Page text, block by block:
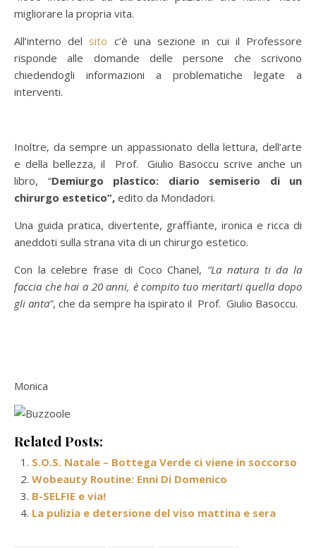
migliorare la propria vita.
All’interno del sito c’è una sezione in cui il Professore
risponde alle domande delle persone che scrivono
chiedendogli informazioni a problematiche legate a
interventi.
Inoltre, da sempre un appassionato della lettura, dell’arte
e della bellezza, il Prof. Giulio Basoccu scrive anche un
libro, “Demiurgo plastico: diario semiserio di un
chirurgo estetico”, edito da Mondadori.
Una guida pratica, divertente, graffiante, ironica e ricca di
aneddoti sulla strana vita di un chirurgo estetico.
Con la celebre frase di Coco Chanel, “La natura ti da la
faccia che hai a 20 anni, è compito tuo meritarti quella dopo
gli anta”, che da sempre ha ispirato il Prof. Giulio Basoccu.
Monica
Related Posts:
S.O.S. Natale – Bottega Verde ci viene in soccorso
Wobeauty Routine: Enni Di Domenico
B-SELFIE e via!
La pulizia e detersione del viso mattina e sera